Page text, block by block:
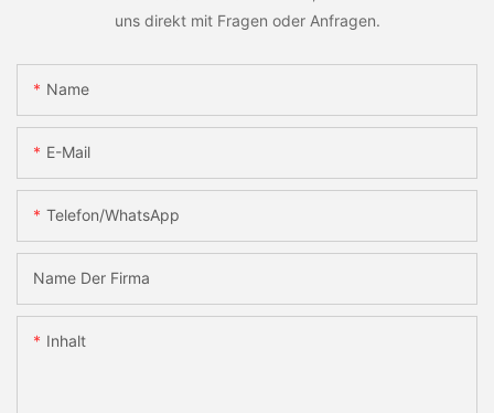
uns direkt mit Fragen oder Anfragen.
Name
E-Mail
Telefon/WhatsApp
Name Der Firma
Inhalt